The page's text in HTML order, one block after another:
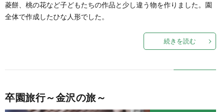
菱餅、桃の花など子どもたちの作品と少し違う物を作りました。園
全体で作成したひな人形でした。
続きを読む
卒園旅行～金沢の旅～